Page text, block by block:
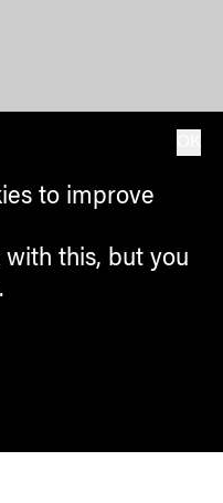
to improve
with this, but you